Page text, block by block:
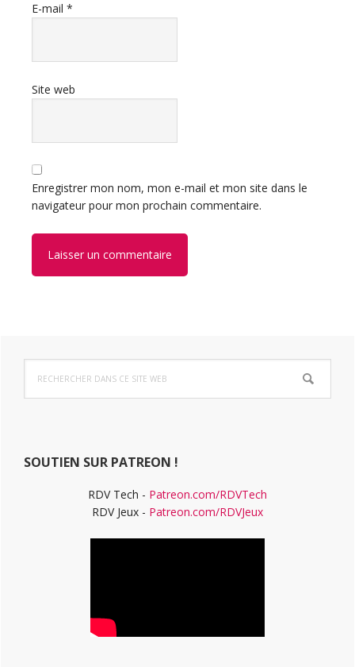
E-mail *
Site web
Enregistrer mon nom, mon e-mail et mon site dans le
navigateur pour mon prochain commentaire.
Barre
latérale
dans
ce
SOUTIEN SUR PATREON !
RDV Tech - Patreon.com/RDVTech
RDV Jeux - Patreon.com/RDVJeux